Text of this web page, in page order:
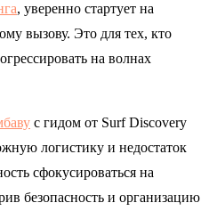
, уверенно стартует на
вызову. Это для тех, кто
на волнах
с гидом от Surf Discovery
логистику и недостаток
сфокусироваться на
безопасность и организацию